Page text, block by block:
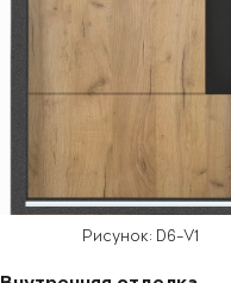
Рисунок: D6-V1